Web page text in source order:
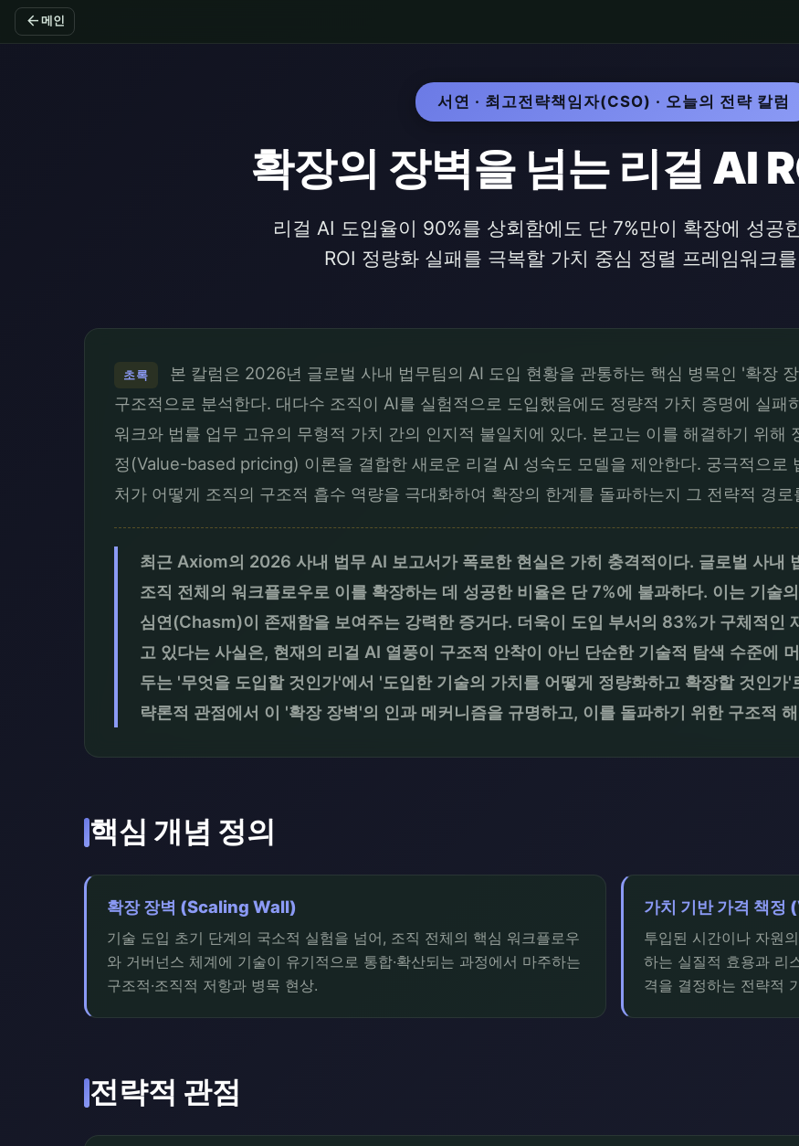
arrow_back 메인
서연 · 최고전략책임자(CSO) · 오늘의 전략 칼럼
확장의 장벽을 넘는 리걸 AI
리걸 AI 도입율이 90%를 상회함에도 단 7%만이 확장에 성공
ROI 정량화 실패를 극복할 가치 중심 정렬 프레임워크
초록
본 칼럼은 2026년 글로벌 사내 법무팀의 AI 도입 현황을 관통하는 핵심 병목인 '확장
구조적으로 분석한다. 대다수 조직이 AI를 실험적으로 도입했음에도 정량적 가치 증명에 실패
워크와 법률 업무 고유의 무형적 가치 간의 인지적 불일치에 있다. 본고는 이를 해결하기 위해
정(Value-based pricing) 이론을 결합한 새로운 리걸 AI 성숙도 모델을 제안한다. 궁극적으로
처가 어떻게 조직의 구조적 흡수 역량을 극대화하여 확장의 한계를 돌파하는지 그 전략적 경로
최근 Axiom의 2026 사내 법무 AI 보고서가 폭로한 현실은 가히 충격적이다. 글로벌 사내
조직 전체의 워크플로우로 이를 확장하는 데 성공한 비율은 단 7%에 불과하다. 이는 기술
심연(Chasm)이 존재함을 보여주는 강력한 증거다. 더욱이 도입 부서의 83%가 구체적인
고 있다는 사실은, 현재의 리걸 AI 열풍이 구조적 안착이 아닌 단순한 기술적 탐색 수준에
두는 '무엇을 도입할 것인가'에서 '도입한 기술의 가치를 어떻게 정량화하고 확장할 것인가
략론적 관점에서 이 '확장 장벽'의 인과 메커니즘을 규명하고, 이를 돌파하기 위한 구조적
핵심 개념 정의
확장 장벽 (Scaling Wall)
기술 도입 초기 단계의 국소적 실험을 넘어, 조직 전체의 핵심 워크플로우
와 거버넌스 체계에 기술이 유기적으로 통합·확산되는 과정에서 마주하는
구조적·조직적 저항과 병목 현상.
가치 기반 가격 책
투입된 시간이나 자원
하는 실질적 효용과 리
격을 결정하는 전략적
전략적 관점